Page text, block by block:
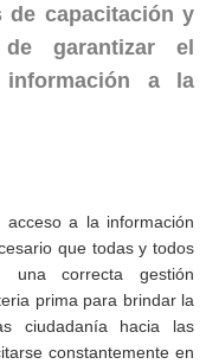
de capacitación y
garantizar el
a la
a la información
que todas y todos
una correcta gestión
prima para brindar la
ciudadanía hacia las
constantemente en